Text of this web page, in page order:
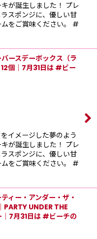
が誕生しました！ プレ
スポンジに、優しい⽢
をご賞味ください。 #
バースデーボックス（ラ
個｜7月31日は #ビー
イメージした夢のよう
が誕生しました！ プレ
スポンジに、優しい⽢
をご賞味ください。 #
ィー・アンダー・ザ・
UNDER THE
｜7月31日は #ビーチの